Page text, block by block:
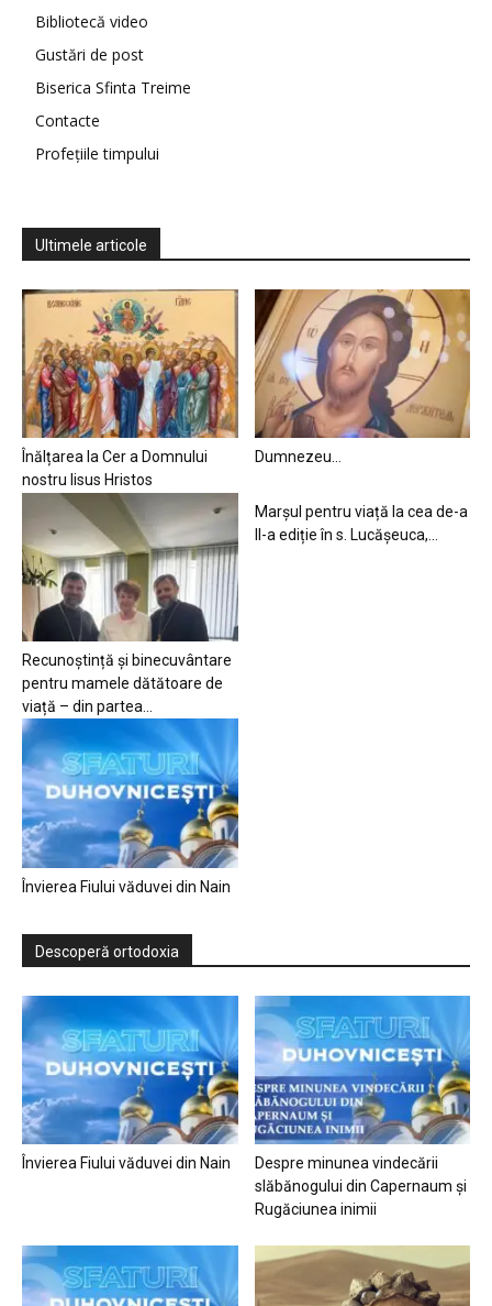
Bibliotecă video
Gustări de post
Biserica Sfinta Treime
Contacte
Profețiile timpului
Ultimele articole
Înălțarea la Cer a Domnului
nostru Iisus Hristos
Dumnezeu…
Recunoștință și binecuvântare
pentru mamele dătătoare de
viață – din partea...
Marșul pentru viață la cea de-a
II-a ediție în s. Lucășeuca,...
Învierea Fiului văduvei din Nain
Descoperă ortodoxia
Învierea Fiului văduvei din Nain
Despre minunea vindecării
slăbănogului din Capernaum și
Rugăciunea inimii